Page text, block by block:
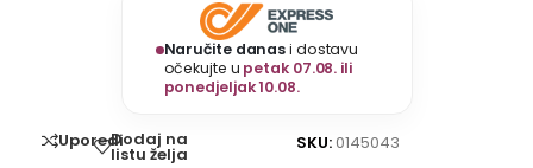
Naručite danasi dostavu
očekujte u petak 07.08. ili
ponedjeljak 10.08.
UporediDodaj na
listu želja
SKU: 0145043